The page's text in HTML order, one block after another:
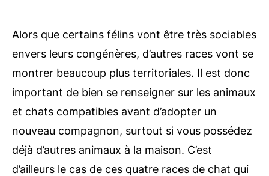
Alors que certains félins vont être très sociables
envers leurs congénères, d’autres races vont se
montrer beaucoup plus territoriales. Il est donc
important de bien se renseigner sur les animaux
et chats compatibles avant d’adopter un
nouveau compagnon, surtout si vous possédez
déjà d’autres animaux à la maison. C’est
d’ailleurs le cas de ces quatre races de chat qui